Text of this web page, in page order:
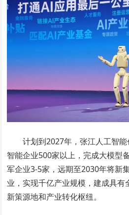
计划到2027年，张江人工智
智能企业500家以上，完成大模型
军企业3-5家，远期至2030年将新
业，实现千亿产业规模，建成具有
新策源地和产业转化枢纽。